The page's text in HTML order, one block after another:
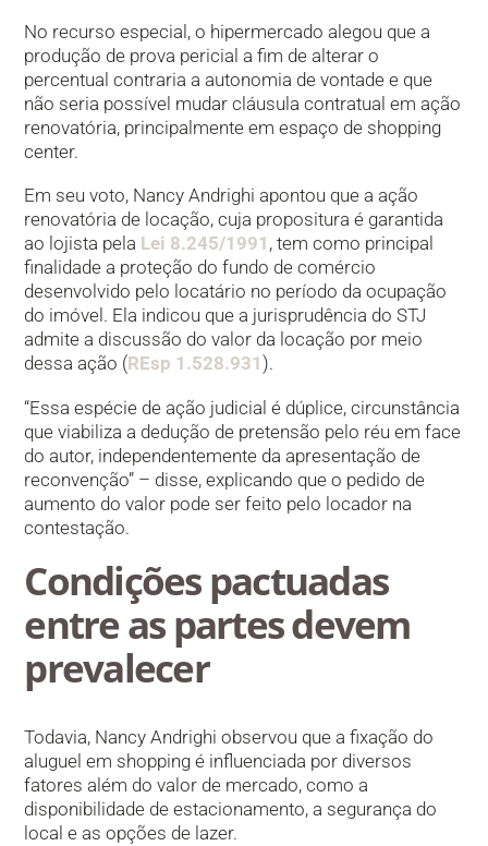
No recurso especial, o hipermercado alegou que a
produção de prova pericial a fim de alterar o
percentual contraria a autonomia de vontade e que
não seria possível mudar cláusula contratual em ação
renovatória, principalmente em espaço de shopping
center.
Em seu voto, Nancy Andrighi apontou que a ação
renovatória de locação, cuja propositura é garantida
ao lojista pela Lei 8.245/1991 , tem como principal
finalidade a proteção do fundo de comércio
desenvolvido pelo locatário no período da ocupação
do imóvel. Ela indicou que a jurisprudência do STJ
admite a discussão do valor da locação por meio
dessa ação (REsp 1.528.931 ).
“Essa espécie de ação judicial é dúplice, circunstância
que viabiliza a dedução de pretensão pelo réu em face
do autor, independentemente da apresentação de
reconvenção” – disse, explicando que o pedido de
aumento do valor pode ser feito pelo locador na
contestação.
Condições pactuadas
entre as partes devem
prevalecer
Todavia, Nancy Andrighi observou que a fixação do
aluguel em shopping é influenciada por diversos
fatores além do valor de mercado, como a
disponibilidade de estacionamento, a segurança do
local e as opções de lazer.